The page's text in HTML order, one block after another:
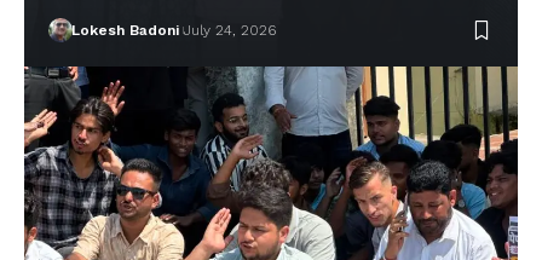
Lokesh Badoni July 24, 2026